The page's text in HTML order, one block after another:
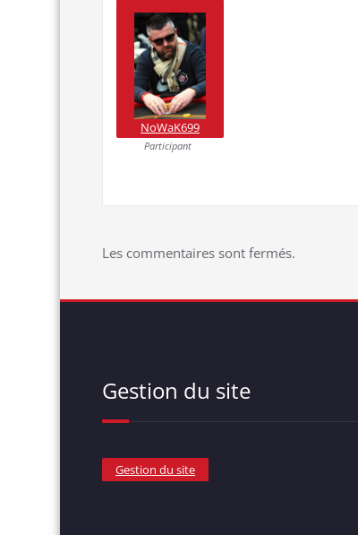
NoWaK699
Participant
Les commentaires sont fermés.
Gestion du site
Gestion du site